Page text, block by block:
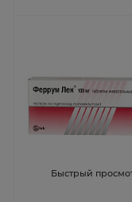
Быстрый